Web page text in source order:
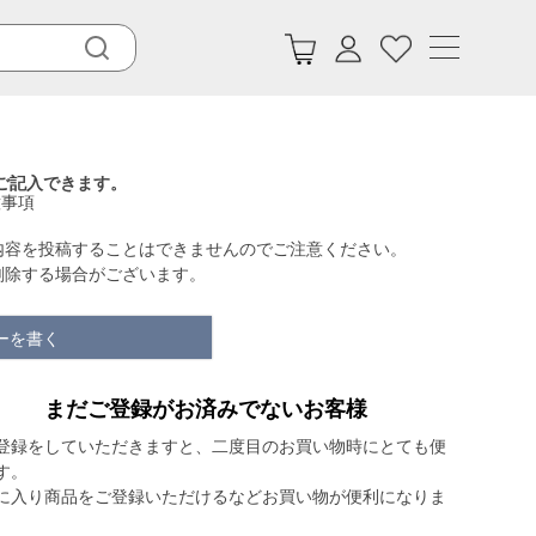
入できます。
項
を投稿することはできませんのでご注意ください。
する場合がございます。
を書く
まだご登録がお済みでないお客様
録をしていただきますと、二度目のお買い物時にとても便
。
入り商品をご登録いただけるなどお買い物が便利になりま